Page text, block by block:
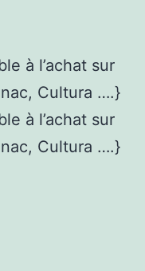
à l’achat sur
Cultura ….}
à l’achat sur
Cultura ….}